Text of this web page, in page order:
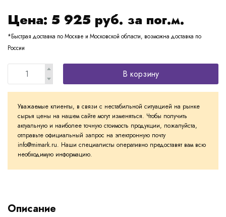
Цена: 5 925 руб. за пог.м.
*Быстрая доставка по Москве и Московской области, возможна доставка по
России
В корзину
Уважаемые клиенты, в связи с нестабильной ситуацией на рынке
сырья цены на нашем сайте могут изменяться. Чтобы получить
актуальную и наиболее точную стоимость продукции, пожалуйста,
отправьте официальный запрос на электронную почту
info@mimark.ru. Наши специалисты оперативно предоставят вам всю
необходимую информацию.
Описание